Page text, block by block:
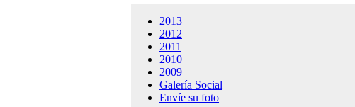
2013
2012
2011
2010
2009
Galería Social
Envíe su foto